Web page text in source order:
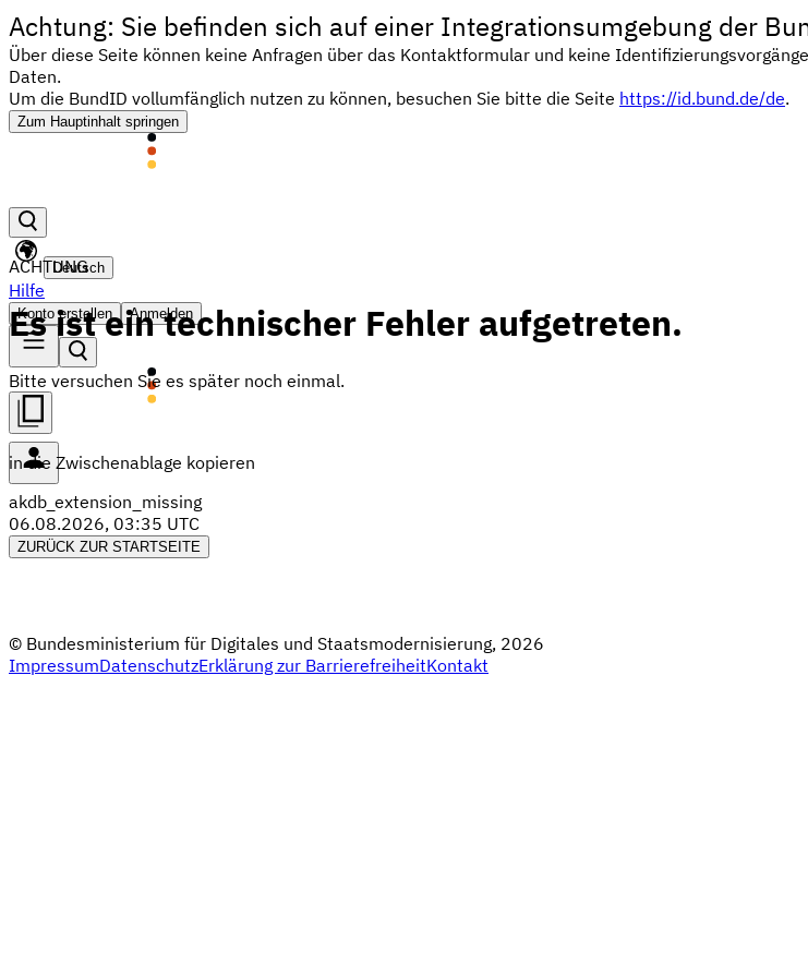
Achtung: Sie befinden sich auf einer Integrationsumgebung der
Über diese Seite können keine Anfragen über das Kontaktformular und keine
Daten.
Um die BundID vollumfänglich nutzen zu können, besuchen Sie bitte die Seite https://id.bund.de/de.
Zum Hauptinhalt springen
Deutsch
Hilfe
Konto erstellen Anmelden
ACHTUNG
Es ist ein technischer Fehler aufgetreten.
Bitte versuchen Sie es später noch einmal.
in die Zwischenablage kopieren
akdb_extension_missing
06.08.2026, 03:35 UTC
ZURÜCK ZUR STARTSEITE
© Bundesministerium für Digitales und Staatsmodernisierung, 2026
ImpressumDatenschutzErklärung zur BarrierefreiheitKontakt